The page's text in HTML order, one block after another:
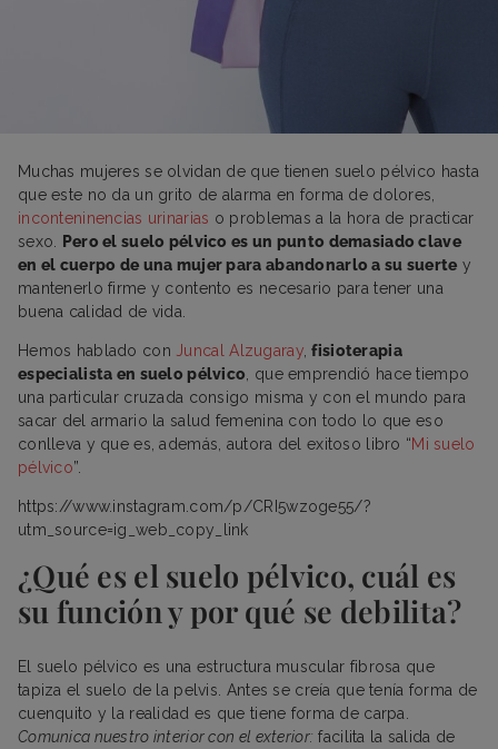
Muchas mujeres se olvidan de que tienen suelo pélvico hasta
que este no da un grito de alarma en forma de dolores,
inconteninencias urinarias o problemas a la hora de practicar
sexo.
Pero el suelo pélvico es un punto demasiado clave
en el cuerpo de una mujer para abandonarlo a su suerte y
mantenerlo firme y contento es necesario para tener una
buena calidad de vida.
Hemos hablado con JuncalAlzugaray,fisioterapia
especialista en suelo pélvico , que emprendió hace tiempo
una particular cruzada consigo misma y con el mundo para
sacar del armario la salud femenina con todo lo que eso
conlleva y que es, además, autora del exitoso libro “Mi suelo
pélvico”.
https://www.instagram.com/p/CRI5wzoge55/?
utm_source=ig_web_copy_link
¿Qué es el suelo pélvico, cuál es
su función y por qué se debilita?
El suelo pélvico es una estructura muscular fibrosa que
tapiza el suelo de la pelvis. Antes se creía que tenía forma de
cuenquito y la realidad es que tiene forma de carpa.
Comunica nuestro interior con el exterior: facilita la salida de